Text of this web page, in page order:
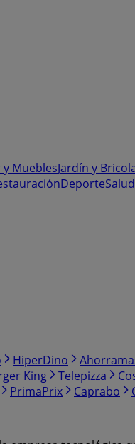
MueblesJardín y
Deporte
HiperDino
King Telepizza
PrimaPrix Caprabo